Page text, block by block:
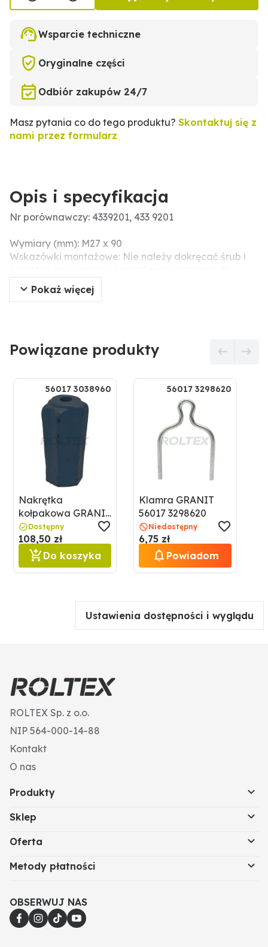
Wsparcie techniczne
Oryginalne części
Odbiór zakupów 24/7
Masz pytania co do tego produktu? Skontaktuj się z
nami przez formularz
Opis i specyfikacja
Nr porównawczy: 4339201, 433 9201
Wymiary (mm): M27 x 90
Wskazówki montażowe: Nie należy dokręcać śrub i
ponieważ może to prowadzić do uszkodzenia części
roboczej (pęknięcia naprężeniowe).
Pokaż więcej
Powiązane produkty
56017 3038960
Nakrętka
kołpakowa GRANIT
56017 3038960
Dostępny
108,50 zł
Do koszyka
56017 3298620
Klamra GRANIT
56017 3298620
Niedostępny
6,75 zł
Powiadom
Ustawienia dostępności i wyglądu
ROLTEX Sp. z o.o.
NIP 564-000-14-88
Kontakt
O nas
Produkty
Sklep
Oferta
Metody płatności
OBSERWUJ NAS